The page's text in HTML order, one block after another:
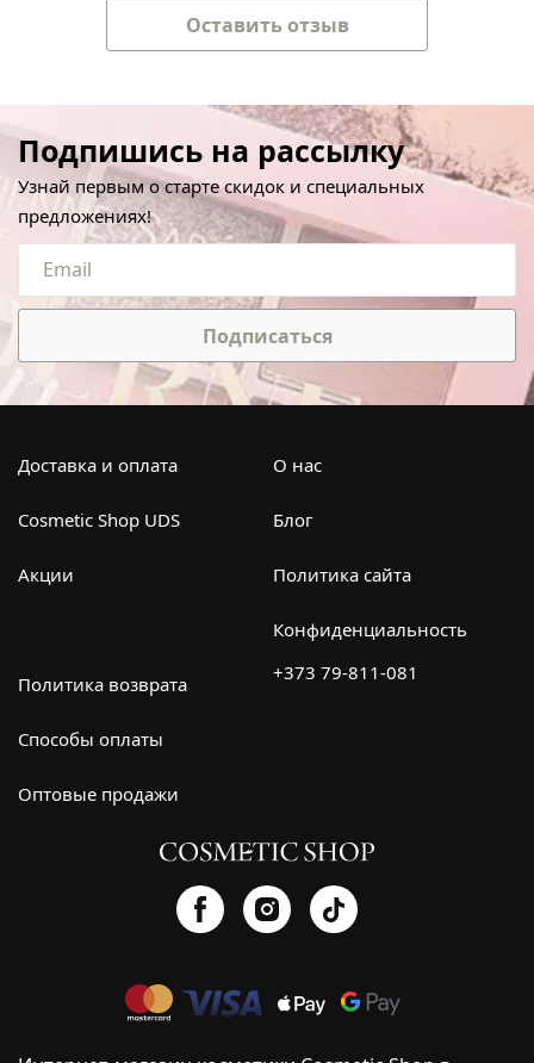
Оставить отзыв
Подпишись на рассылку
Узнай первым о старте скидок и специальных
предложениях!
Подписаться
Доставка и оплата
Cosmetic Shop UDS
Акции
О нас
Блог
Политика сайта
Конфиденциальность
Политика возврата
Способы оплаты
Оптовые продажи
+373 79-811-081